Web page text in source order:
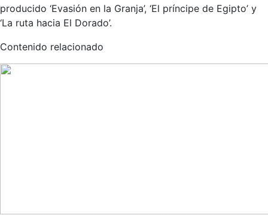
producido ‘Evasión en la Granja’, ‘El príncipe de Egipto’ y
‘La ruta hacia El Dorado’.
Contenido relacionado